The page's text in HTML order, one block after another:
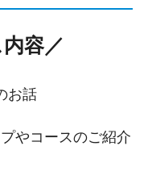
容／
お話
やコースのご紹介